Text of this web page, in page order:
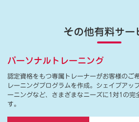
その他有料サー
パーソナルトレーニング
認定資格をもつ専属トレーナーがお客様のご
レーニングプログラムを作成。シェイプアッ
ーニングなど、さまざまなニーズに1対1の完
す。